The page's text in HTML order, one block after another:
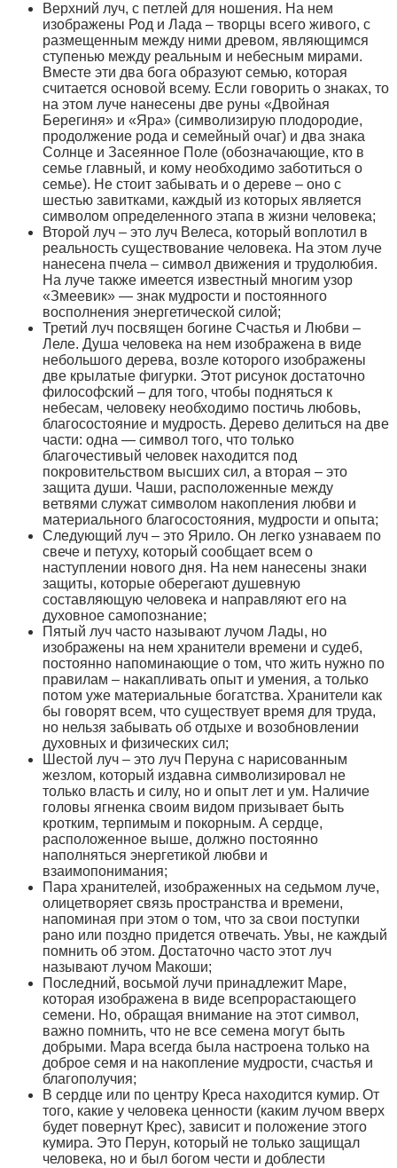
Верхний луч, с петлей для ношения. На нем
изображены Род и Лада – творцы всего живого, с
размещенным между ними древом, являющимся
ступенью между реальным и небесным мирами.
Вместе эти два бога образуют семью, которая
считается основой всему. Если говорить о знаках, то
на этом луче нанесены две руны «Двойная
Берегиня» и «Яра» (символизирую плодородие,
продолжение рода и семейный очаг) и два знака
Солнце и Засеянное Поле (обозначающие, кто в
семье главный, и кому необходимо заботиться о
семье). Не стоит забывать и о дереве – оно с
шестью завитками, каждый из которых является
символом определенного этапа в жизни человека;
Второй луч – это луч Велеса, который воплотил в
реальность существование человека. На этом луче
нанесена пчела – символ движения и трудолюбия.
На луче также имеется известный многим узор
«Змеевик» — знак мудрости и постоянного
восполнения энергетической силой;
Третий луч посвящен богине Счастья и Любви –
Леле. Душа человека на нем изображена в виде
небольшого дерева, возле которого изображены
две крылатые фигурки. Этот рисунок достаточно
философский – для того, чтобы подняться к
небесам, человеку необходимо постичь любовь,
благосостояние и мудрость. Дерево делиться на две
части: одна — символ того, что только
благочестивый человек находится под
покровительством высших сил, а вторая – это
защита души. Чаши, расположенные между
ветвями служат символом накопления любви и
материального благосостояния, мудрости и опыта;
Следующий луч – это Ярило. Он легко узнаваем по
свече и петуху, который сообщает всем о
наступлении нового дня. На нем нанесены знаки
защиты, которые оберегают душевную
составляющую человека и направляют его на
духовное самопознание;
Пятый луч часто называют лучом Лады, но
изображены на нем хранители времени и судеб,
постоянно напоминающие о том, что жить нужно по
правилам – накапливать опыт и умения, а только
потом уже материальные богатства. Хранители как
бы говорят всем, что существует время для труда,
но нельзя забывать об отдыхе и возобновлении
духовных и физических сил;
Шестой луч – это луч Перуна с нарисованным
жезлом, который издавна символизировал не
только власть и силу, но и опыт лет и ум. Наличие
головы ягненка своим видом призывает быть
кротким, терпимым и покорным. А сердце,
расположенное выше, должно постоянно
наполняться энергетикой любви и
взаимопонимания;
Пара хранителей, изображенных на седьмом луче,
олицетворяет связь пространства и времени,
напоминая при этом о том, что за свои поступки
рано или поздно придется отвечать. Увы, не каждый
помнить об этом. Достаточно часто этот луч
называют лучом Макоши;
Последний, восьмой лучи принадлежит Маре,
которая изображена в виде всепрорастающего
семени. Но, обращая внимание на этот символ,
важно помнить, что не все семена могут быть
добрыми. Мара всегда была настроена только на
доброе семя и на накопление мудрости, счастья и
благополучия;
В сердце или по центру Креса находится кумир. От
того, какие у человека ценности (каким лучом вверх
будет повернут Крес), зависит и положение этого
кумира. Это Перун, который не только защищал
человека, но и был богом чести и доблести